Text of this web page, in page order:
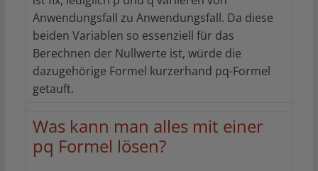
Anwendungsfall zu Anwendungsfall. Da diese
beiden Variablen so essenziell für das
Berechnen der Nullwerte ist, würde die
dazugehörige Formel kurzerhand pq-Formel
getauft.
Was kann man alles mit einer
pq Formel lösen?